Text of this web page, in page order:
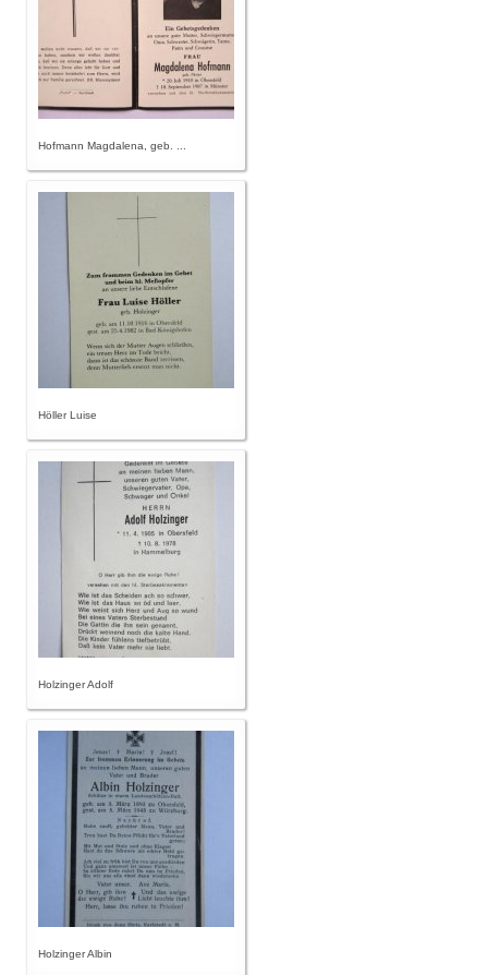
Hofmann Magdalena, geb. ...
Höller Luise
Holzinger Adolf
Holzinger Albin